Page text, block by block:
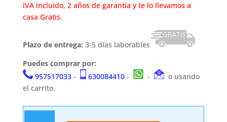
IVA incluido, 2 años de garantía y te lo llevamos a
casa Gratis.
Plazo de entrega: 3-5 días laborables
Puedes comprar por:
957517033- 630084410- -
o usando
el carrito.